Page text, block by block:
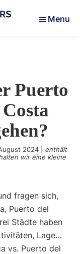
Menu
Puerto
2024
enthält
wir eine kleine
fragen sich,
Puerto del
Städte haben
Lage…
vs. Puerto del